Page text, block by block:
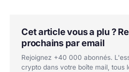
Cet article vous a plu ?
prochains par email
Rejoignez +40 000 abonnés.
crypto dans votre boîte mail, tous